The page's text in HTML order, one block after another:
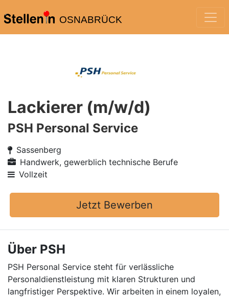
OSNABRÜCK
Lackierer (m/w/d)
PSH Personal Service
Sassenberg
Handwerk, gewerblich technische Berufe
Vollzeit
Jetzt Bewerben
Über PSH
PSH Personal Service steht für verlässliche
Personaldienstleistung mit klaren Strukturen und
langfristiger Perspektive. Wir arbeiten in einem loyalen,